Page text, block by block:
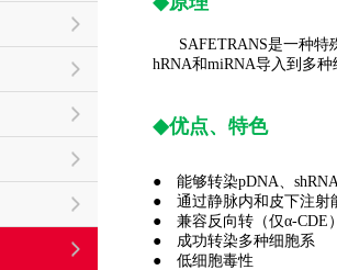
SAFETRANS是一种
hRNA和miRNA导入到多
◆优点、特色
● 能够转染pDNA、
● 通过静脉内和皮下注射
● 兼容反向转（仅α-CDE
● 成功转染多种细胞系
● 低细胞毒性